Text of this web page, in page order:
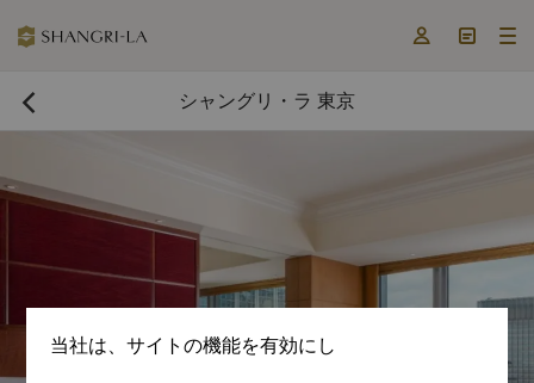
  
 シャングリ・ラ 東京
当社は、サイトの機能を有効にし